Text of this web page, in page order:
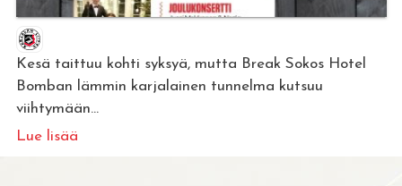
Kesä taittuu kohti syksyä, mutta Break Sokos Hotel
Bomban lämmin karjalainen tunnelma kutsuu
viihtymään...
Lue lisää